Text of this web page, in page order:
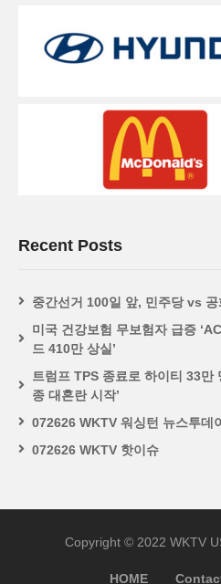
Recent Posts
중간선거 100일 앞, 민주당 vs
미국 건강보험 무보험자 급증
드 410만 상실’
트럼프 TPS 종료로 하이티 33만
종 대혼란 시작’
072626 WKTV 워싱턴 뉴스투데
072626 WKTV 핫이슈
Copyright © 2022 WKTV
HOME